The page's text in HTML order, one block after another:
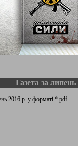
Газета за
2016 р. у форматі *.pdf